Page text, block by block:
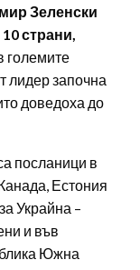
Зеленски
страни,
големите
лидер започна
доведоха до
посланици в
Естония
Украйна –
и във
Южна